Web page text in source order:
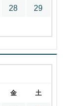
28 29
金 土